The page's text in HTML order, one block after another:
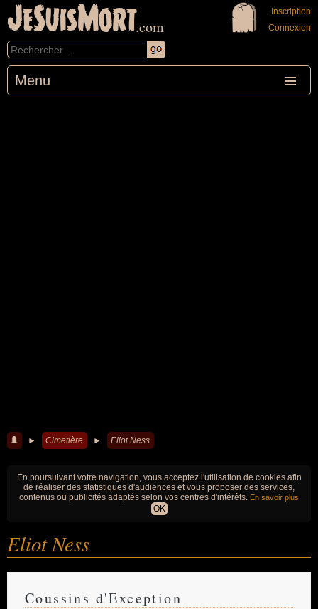
JeSuisMort.com
Menu
Inscription
Connexion
► Cimetière ► Eliot Ness
En poursuivant votre navigation, vous acceptez l'utilisation de cookies afin
de réaliser des statistiques d'audiences et vous proposer des services,
contenus ou publicités adaptés selon vos centres d'intérêts. En savoir plus
OK
Eliot Ness
Coussins d'Exception